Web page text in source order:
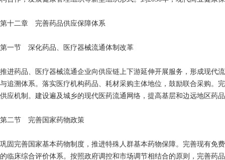
第十二章 完善药品供应保障体系
第一节 深化药品、医疗器械流通体制改革
推进药品、医疗器械流通企业向供应链上下游延伸开展服务，形成现代
与追溯体系。落实医疗机构药品、耗材采购主体地位，鼓励联合采购。
供应机制。建设遍及城乡的现代医药流通网络，提高基层和边远地区药
第二节 完善国家药物政策
巩固完善国家基本药物制度，推进特殊人群基本药物保障。完善现有免
的临床综合评价体系。按照政府调控和市场调节相结合的原则，完善药